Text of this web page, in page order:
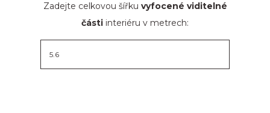
Zadejte celkovou šířku vyfocené viditelné
části interiéru v metrech: